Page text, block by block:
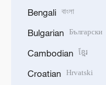
Bengali বাংলা
Bulgarian Български
Cambodian ខ្មែរ
Croatian Hrvatski